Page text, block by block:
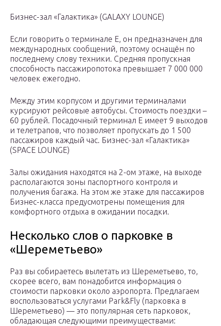
Бизнес-зал «Галактика» (GALAXY LOUNGE)
Если говорить о терминале Е, он предназначен для
международных сообщений, поэтому оснащён по
последнему слову техники. Средняя пропускная
способность пассажиропотока превышает 7 000 000
человек ежегодно.
Между этим корпусом и другими терминалами
курсируют рейсовые автобусы. Стоимость поездки –
60 рублей. Посадочный терминал Е имеет 9 выходов
и телетрапов, что позволяет пропускать до 1 500
пассажиров каждый час. Бизнес-зал «Галактика»
(SPACE LOUNGE)
Залы ожидания находятся на 2-ом этаже, на выходе
располагаются зоны паспортного контроля и
получения багажа. На этом же этаже для пассажиров
Бизнес-класса предусмотрены помещения для
комфортного отдыха в ожидании посадки.
Несколько слов о парковке в
«Шереметьево»
Раз вы собираетесь вылетать из Шереметьево, то,
скорее всего, вам понадобится информация о
стоимости парковки около аэропорта. Предлагаем
воспользоваться услугами Park&Fly (парковка в
Шереметьево) — это популярная сеть парковок,
обладающая следующими преимуществами: